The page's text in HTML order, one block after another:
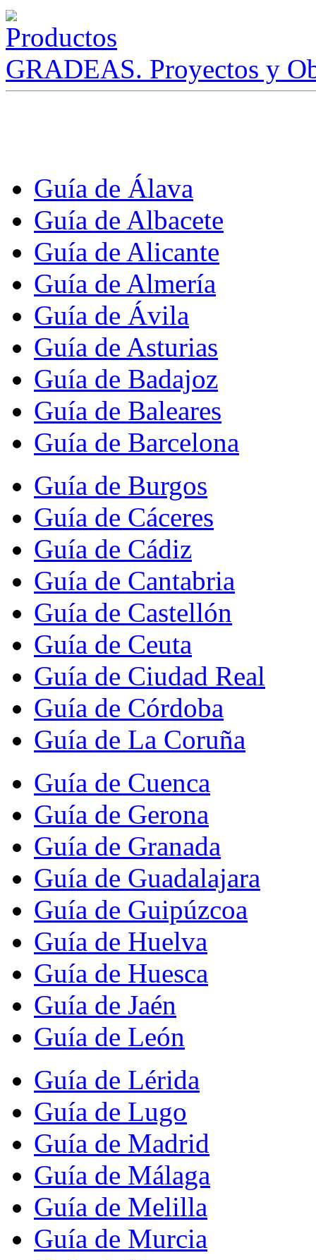
GRADEAS. Proyectos y
Guía de Álava
Guía de Albacete
Guía de Alicante
Guía de Almería
Guía de Ávila
Guía de Asturias
Guía de Badajoz
Guía de Baleares
Guía de Barcelona
Guía de Burgos
Guía de Cáceres
Guía de Cádiz
Guía de Cantabria
Guía de Castellón
Guía de Ceuta
Guía de Ciudad Real
Guía de Córdoba
Guía de La Coruña
Guía de Cuenca
Guía de Gerona
Guía de Granada
Guía de Guadalajara
Guía de Guipúzcoa
Guía de Huelva
Guía de Huesca
Guía de Jaén
Guía de León
Guía de Lérida
Guía de Lugo
Guía de Madrid
Guía de Málaga
Guía de Melilla
Guía de Murcia